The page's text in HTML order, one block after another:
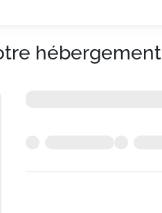
hébergement